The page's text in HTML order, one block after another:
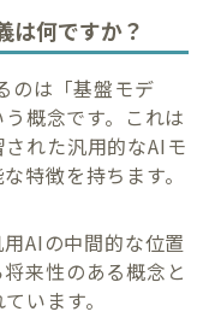
は何ですか？
のは「基盤モデ
概念です。これは
れた汎用的なAIモ
特徴を持ちます。
AIの中間的な位置
来性のある概念と
います。